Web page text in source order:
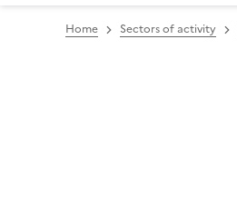
Home Sectors of activity